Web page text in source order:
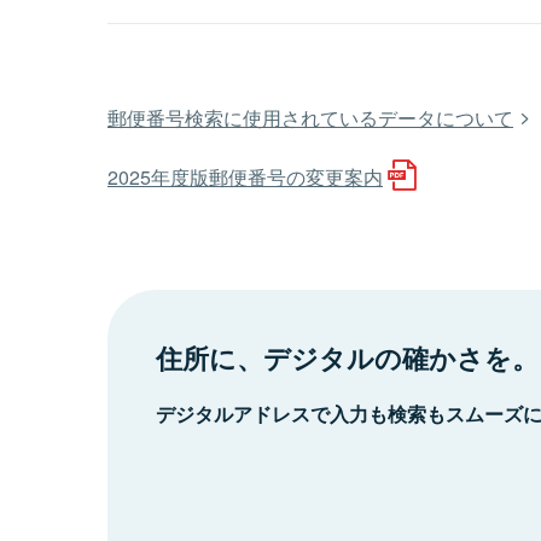
郵便番号検索に使用されているデータについて
2025年度版郵便番号の変更案内
住所に、デジタルの確かさを。
デジタルアドレスで入力も検索もスムーズ